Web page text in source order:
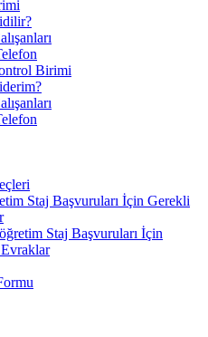
Birimi
Staj Başvuruları İçin Gerekli
Staj Başvuruları İçin